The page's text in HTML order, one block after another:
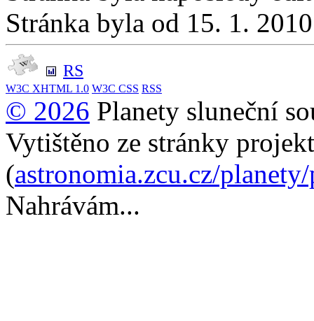
Stránka byla od 15. 1.
RS
W3C XHTML 1.0 W3C CSS RSS
© 2026 Planety sluneční
Vytištěno ze stránky
(astronomia.zcu.cz/
Nahrávám...